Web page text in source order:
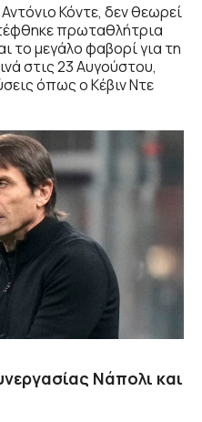
Κόντε, δεν θεωρεί
πρωταθλήτρια
το μεγάλο φαβορί για τη
στις 23 Αυγούστου,
όπως ο Κέβιν Ντε
Νάπολι και